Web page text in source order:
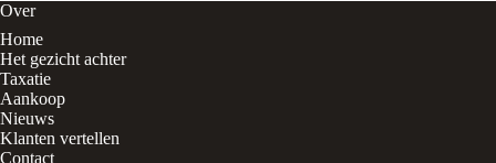
Over
Home
Het gezicht achter
Taxatie
Aankoop
Nieuws
Klanten vertellen
Contact